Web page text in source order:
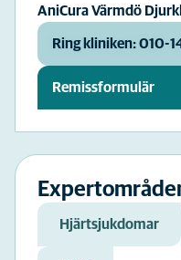
AniCura Värmdö
Ring kliniken: 010-
Remissformulär
Hjärtsjukdomar